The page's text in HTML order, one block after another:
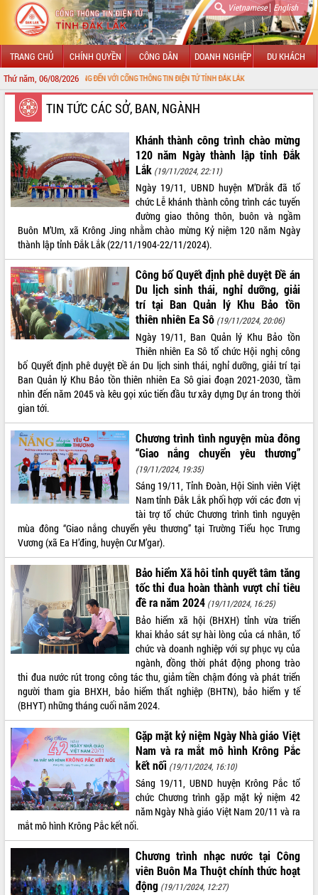
Vietnamese| English
TRANG CHỦ CHÍNH QUYỀN CÔNG DÂN DOANH NGHIỆP DU KHÁCH
Thứ năm, 06/08/2026
CHÀO MỪNG ĐẾN VỚI CỔNG THÔNG TIN ĐIỆN TỬ TỈNH ĐẮK LẮK
GIỚI THIỆU
LÃNH ĐẠO UBND TỈNH
TIN TỨC SỰ KIỆN
SỞ, BAN, NGÀNH
THÔNG TIN CHỈ ĐẠO ĐIỀU HÀNH
HỆ THỐNG VĂN BẢN
VĂN BẢN HĐND TỈNH
ĐIỂM TIN VĂN BẢN
QUY HOẠCH - KẾ HOẠCH
VIDEO
Không có file video nào để phát.
ALBUM ẢNH
LIÊN KẾT WEB
TIN TỨC CÁC SỞ, BAN, NGÀNH
Khánh thành công trình chào mừng
120 năm Ngày thành lập tỉnh Đắk
Lắk (19/11/2024, 22:11)
Ngày 19/11, UBND huyện M’Drắk đã tổ
chức Lễ khánh thành công trình các tuyến
đường giao thông thôn, buôn và ngầm
Buôn M’Um, xã Krông Jing nhằm chào mừng Kỷ niệm 120 năm Ngày
thành lập tỉnh Đắk Lắk (22/11/1904-22/11/2024).
Công bố Quyết định phê duyệt Đề án
Du lịch sinh thái, nghỉ dưỡng, giải
trí tại Ban Quản lý Khu Bảo tồn
thiên nhiên Ea Sô (19/11/2024, 20:06)
Ngày 19/11, Ban Quản lý Khu Bảo tồn
Thiên nhiên Ea Sô tổ chức Hội nghị công
bố Quyết định phê duyệt Đề án Du lịch sinh thái, nghỉ dưỡng, giải trí tại
Ban Quản lý Khu Bảo tồn thiên nhiên Ea Sô giai đoạn 2021-2030, tầm
nhìn đến năm 2045 và kêu gọi xúc tiến đầu tư xây dựng Dự án trong thời
gian tới.
Chương trình tình nguyện mùa đông
“Giao nắng chuyển yêu thương”
(19/11/2024, 19:35)
Sáng 19/11, Tỉnh Đoàn, Hội Sinh viên Việt
Nam tỉnh Đắk Lắk phối hợp với các đơn vị
tài trợ tổ chức Chương trình tình nguyện
mùa đông “Giao nắng chuyển yêu thương” tại Trường Tiểu học Trưng
Vương (xã Ea H’đing, huyện Cư M’gar).
Bảo hiểm Xã hôi tỉnh quyết tâm tăng
tốc thi đua hoàn thành vượt chỉ tiêu
đề ra năm 2024 (19/11/2024, 16:25)
Bảo hiểm xã hội (BHXH) tỉnh vừa triển
khai khảo sát sự hài lòng của cá nhân, tổ
chức và doanh nghiệp với sự phục vụ của
ngành, đồng thời phát động phong trào
thi đua nước rút trong công tác thu, giảm tiền chậm đóng và phát triển
người tham gia BHXH, bảo hiểm thất nghiệp (BHTN), bảo hiểm y tế
(BHYT) những tháng cuối năm 2024.
Gặp mặt kỷ niệm Ngày Nhà giáo Việt
Nam và ra mắt mô hình Krông Pắc
kết nối (19/11/2024, 16:10)
Sáng 19/11, UBND huyện Krông Pắc tổ
chức Chương trình gặp mặt kỷ niệm 42
năm Ngày Nhà giáo Việt Nam 20/11 và ra
mắt mô hình Krông Pắc kết nối.
Chương trình nhạc nước tại Công
viên Buôn Ma Thuột chính thức hoạt
động (19/11/2024, 12:27)